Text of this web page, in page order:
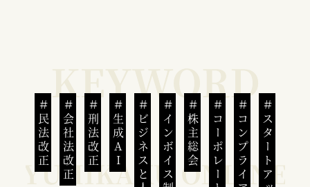
民法改正 会社法改正 刑法改正 生成AI ビジネスと人権インボイス制度 株主総会 スタートアップ